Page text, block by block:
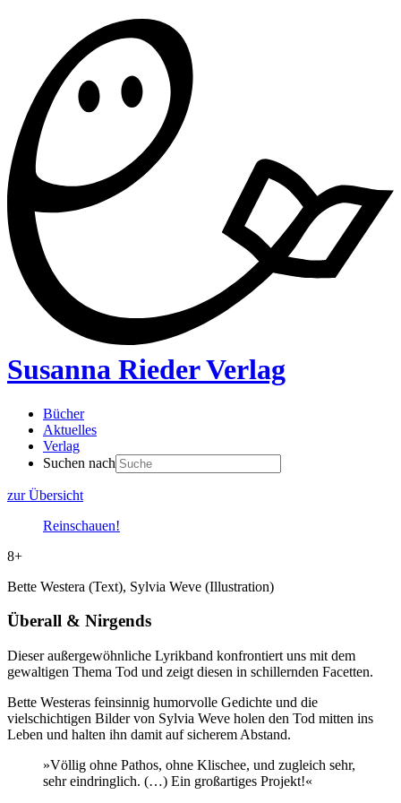
Susanna Rieder Verlag
Bücher
Aktuelles
Verlag
Suchen nach
zur Übersicht
Reinschauen!
8+
Bette Westera (Text), Sylvia Weve (Illustration)
Überall & Nirgends
Dieser außergewöhnliche Lyrikband konfrontiert uns mit dem
gewaltigen Thema Tod und zeigt diesen in schillernden Facetten.
Bette Westeras feinsinnig humorvolle Gedichte und die
vielschichtigen Bilder von Sylvia Weve holen den Tod mitten ins
Leben und halten ihn damit auf sicherem Abstand.
»Völlig ohne Pathos, ohne Klischee, und zugleich sehr,
sehr eindringlich. (…) Ein großartiges Projekt!«